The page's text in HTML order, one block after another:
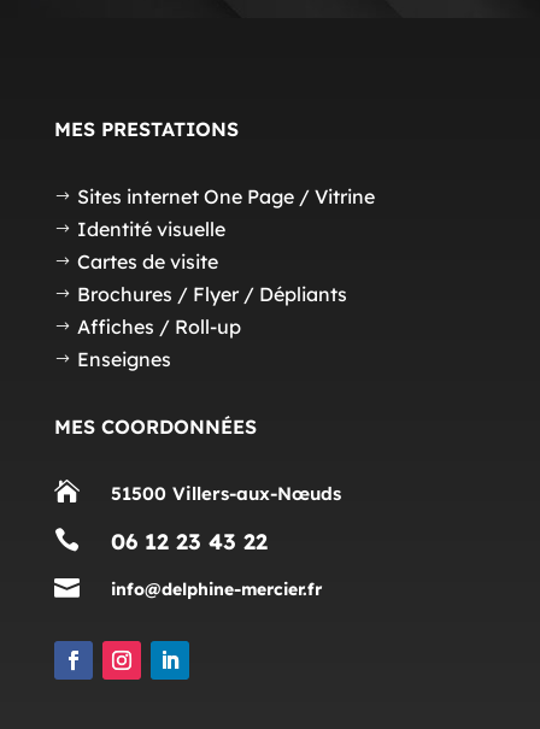
MES PRESTATIONS
$ Sites internet One Page / Vitrine
$ Identité visuelle
$ Cartes de visite
$ Brochures / Flyer / Dépliants
$ Affiches / Roll-up
$ Enseignes
MES COORDONNÉES
 51500 Villers-aux-Nœuds
 06 12 23 43 22
 info@delphine-mercier.fr